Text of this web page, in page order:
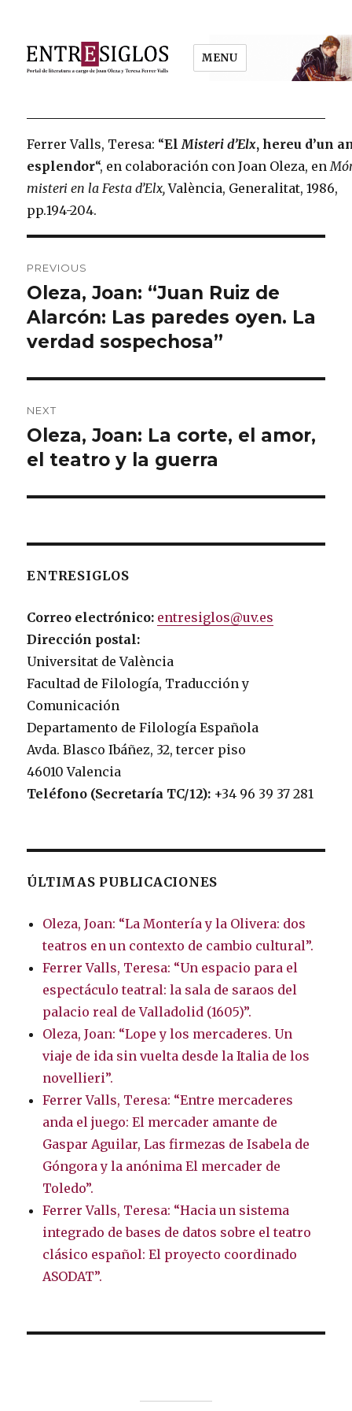
MENU
Ferrer Valls, Teresa: “ElMisteri d’Elx, hereu d’un
esplendor“, en colaboración con Joan Oleza, en
misteri en la Festa d’Elx, València, Generalitat, 1986,
pp.194-204.
navigation
PREVIOUS
Previous
post:
Oleza, Joan: “Juan Ruiz de
Alarcón: Las paredes oyen. La
verdad sospechosa”
NEXT
Next
post:
Oleza, Joan: La corte, el amor,
el teatro y la guerra
ENTRESIGLOS
Correo electrónico: entresiglos@uv.es
Dirección postal:
Universitat de València
Facultad de Filología, Traducción y
Comunicación
Departamento de Filología Española
Avda. Blasco Ibáñez, 32, tercer piso
46010 Valencia
Teléfono (Secretaría TC/12): +34 96 39 37 281
ÚLTIMAS PUBLICACIONES
Oleza, Joan: “La Montería y la Olivera: dos
teatros en un contexto de cambio cultural”.
Ferrer Valls, Teresa: “Un espacio para el
espectáculo teatral: la sala de saraos del
palacio real de Valladolid (1605)”.
Oleza, Joan: “Lope y los mercaderes. Un
viaje de ida sin vuelta desde la Italia de los
novellieri”.
Ferrer Valls, Teresa: “Entre mercaderes
anda el juego: El mercader amante de
Gaspar Aguilar, Las firmezas de Isabela de
Góngora y la anónima El mercader de
Toledo”.
Ferrer Valls, Teresa: “Hacia un sistema
integrado de bases de datos sobre el teatro
clásico español: El proyecto coordinado
ASODAT”.